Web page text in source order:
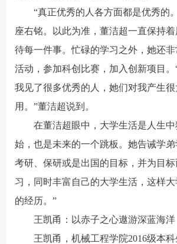
“真正优秀的人各方面都是优秀的
座右铭。以此为准，董洁超一直保持
待每一件事。忙碌的学习之外，她还
活动，参加科创比赛，加入创新项目。
我见了很多优秀的人，她们对我产生
用。”董洁超说到。
在董洁超眼中，大学生活是人生
始，也是未来的一个跳板。她告诫学
考研、保研或是出国的目标，并为目
习，同时丰富自己的大学生活，这样
的经历。”
王凯甬：以赤子之心遨游深蓝海洋
王凯甬，机械工程学院2016级本